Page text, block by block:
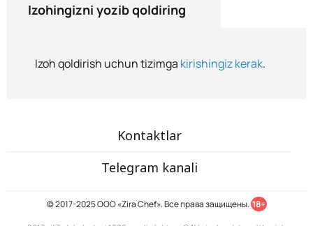
Izohingizni yozib qoldiring
Izoh qoldirish uchun tizimga kirishingiz kerak.
Kontaktlar
Telegram kanali
© 2017-2025 ООО «Zira Chef». Все права защищены. 18+